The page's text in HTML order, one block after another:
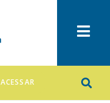
ACESSAR